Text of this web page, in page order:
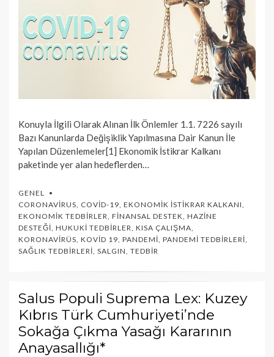
Konuyla İlgili Olarak Alınan İlk Önlemler 1.1. 7226 sayılı
Bazı Kanunlarda Değişiklik Yapılmasına Dair Kanun İle
Yapılan Düzenlemeler[1] Ekonomik İstikrar Kalkanı
paketinde yer alan hedeflerden…
GENEL
CORONAVIRUS COVID-19 EKONOMIK İSTIKRAR KALKANI
EKONOMIK TEDBIRLER FINANSAL DESTEK HAZINE
DESTEĞI HUKUKI TEDBIRLER KISA ÇALIŞMA
KORONAVIRÜS KOVID 19 PANDEMI PANDEMI TEDBIRLERI
SAĞLIK TEDBIRLERI SALGIN TEDBIR
Salus Populi Suprema Lex: Kuzey
Kıbrıs Türk Cumhuriyeti’nde
Sokağa Çıkma Yasağı Kararının
Anayasallığı*